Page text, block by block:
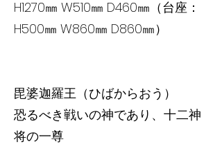
H1270㎜ W510㎜ D460㎜（台座：
H500㎜ W860㎜ D860㎜）
毘婆迦羅王（ひばからおう）
恐るべき戦いの神であり、十二神
将の一尊